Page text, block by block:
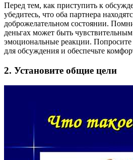
Перед тем, как приступить к
убедитесь, что оба партнера
доброжелательном состоянии.
деньгах может быть
эмоциональные реакции. Попросите
для обсуждения и обеспечьте
2. Установите общие цели